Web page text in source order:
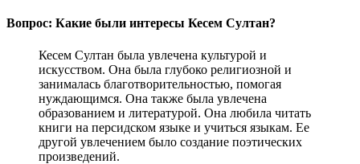
Вопрос: Какие были интересы Кесем Султан?
Кесем Султан была увлечена культурой и
искусством. Она была глубоко религиозной и
занималась благотворительностью, помогая
нуждающимся. Она также была увлечена
образованием и литературой. Она любила читать
книги на персидском языке и учиться языкам. Ее
другой увлечением было создание поэтических
произведений.